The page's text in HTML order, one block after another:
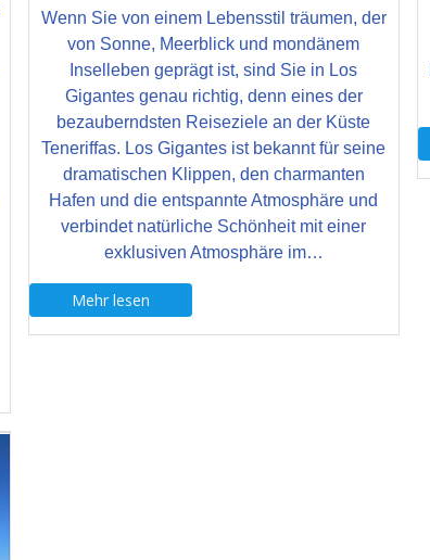
Wenn Sie von einem Lebensstil träumen, der
von Sonne, Meerblick und mondänem
Inselleben geprägt ist, sind Sie in Los
Gigantes genau richtig, denn eines der
bezauberndsten Reiseziele an der Küste
Teneriffas. Los Gigantes ist bekannt für seine
dramatischen Klippen, den charmanten
Hafen und die entspannte Atmosphäre und
verbindet natürliche Schönheit mit einer
exklusiven Atmosphäre im…
Mehr lesen